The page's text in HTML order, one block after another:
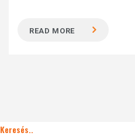
READ MORE
Keresés..